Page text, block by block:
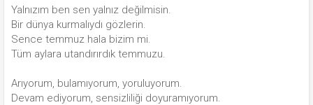
Yalnızım ben sen yalnız değilmisin.
Bir dünya kurmalıydı gözlerin.
Sence temmuz hala bizim mi.
Tüm aylara utandırırdık temmuzu.
Arıyorum, bulamıyorum, yoruluyorum.
Devam ediyorum, sensizliliği doyuramıyorum.